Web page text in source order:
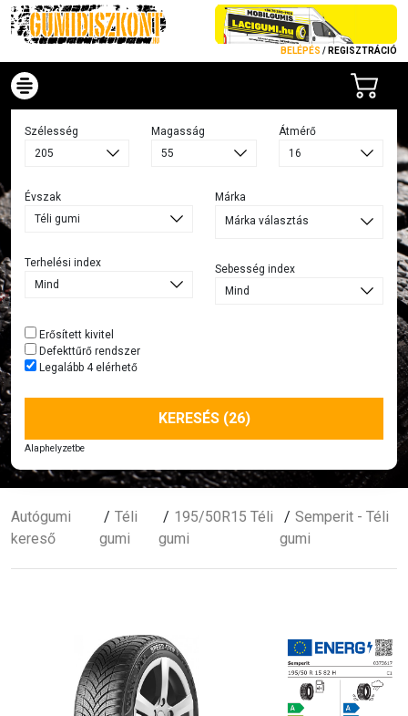
BELÉPÉS / REGISZTRÁCIÓ
Szélesség Magasság Átmérő
Évszak
Terhelési index
Márka
Márka választás
Sebesség index
Erősített kivitel
Defekttűrő rendszer
Legalább 4 elérhető
KERESÉS (26)
Alaphelyzetbe
Autógumi
kereső
Téli
gumi
195/50R15 Téli
gumi
Semperit - Téli
gumi